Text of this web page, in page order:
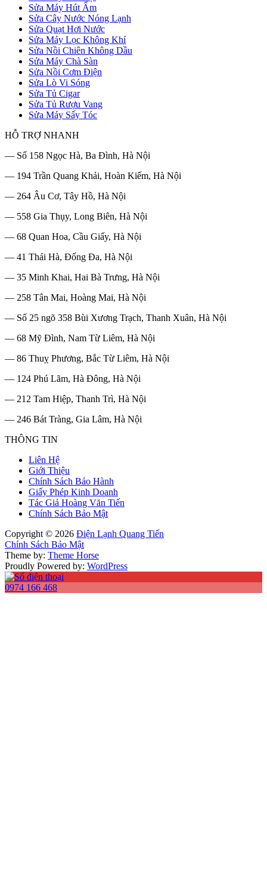
Sửa Máy Hút Ẩm
Sửa Cây Nước Nóng Lạnh
Sửa Quạt Hơi Nước
Sửa Máy Lọc Không Khí
Sửa Nồi Chiên Không Dầu
Sửa Máy Chà Sàn
Sửa Nồi Cơm Điện
Sửa Lò Vi Sóng
Sửa Tủ Cigar
Sửa Tủ Rượu Vang
Sửa Máy Sấy Tóc
HỖ TRỢ NHANH
— Số 158 Ngọc Hà, Ba Đình, Hà Nội
— 194 Trần Quang Khải, Hoàn Kiếm, Hà Nội
— 264 Âu Cơ, Tây Hồ, Hà Nội
— 558 Gia Thụy, Long Biên, Hà Nội
— 68 Quan Hoa, Cầu Giấy, Hà Nội
— 41 Thái Hà, Đống Đa, Hà Nội
— 35 Minh Khai, Hai Bà Trưng, Hà Nội
— 258 Tân Mai, Hoàng Mai, Hà Nội
— Số 25 ngõ 358 Bùi Xương Trạch, Thanh Xuân, Hà Nội
— 68 Mỹ Đình, Nam Từ Liêm, Hà Nội
— 86 Thuỵ Phương, Bắc Từ Liêm, Hà Nội
— 124 Phú Lãm, Hà Đông, Hà Nội
— 212 Tam Hiệp, Thanh Trì, Hà Nội
— 246 Bát Tràng, Gia Lâm, Hà Nội
THÔNG TIN
Liên Hệ
Giới Thiệu
Chính Sách Bảo Hành
Giấy Phép Kinh Doanh
Tác Giả Hoàng Văn Tiến
Chính Sách Bảo Mật
Copyright © 2026 Điện Lạnh Quang Tiến
Chính Sách Bảo Mật
Theme by: Theme Horse
Proudly Powered by: WordPress
0974 166 468